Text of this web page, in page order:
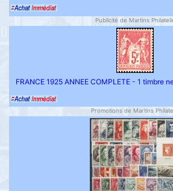
Publicité de Martins
FRANCE 1925 ANNEE COMPLETE - 1 timbre
Promotions de Martins